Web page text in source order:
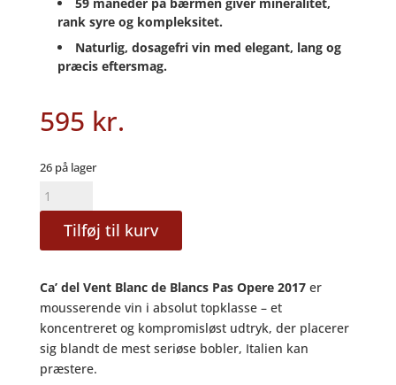
rank syre og kompleksitet.
Naturlig, dosagefri vin med elegant, lang og
præcis eftersmag.
595 kr.
26 på lager
Blanc
de
Blanc
VSQ
Operé
2017
-
Cá
del
Tilføj til kurv
Ca’ del Vent Blanc de Blancs Pas Opere 2017er
mousserende vin i absolut topklasse – et
koncentreret og kompromisløst udtryk, der placerer
sig blandt de mest seriøse bobler, Italien kan
præstere.